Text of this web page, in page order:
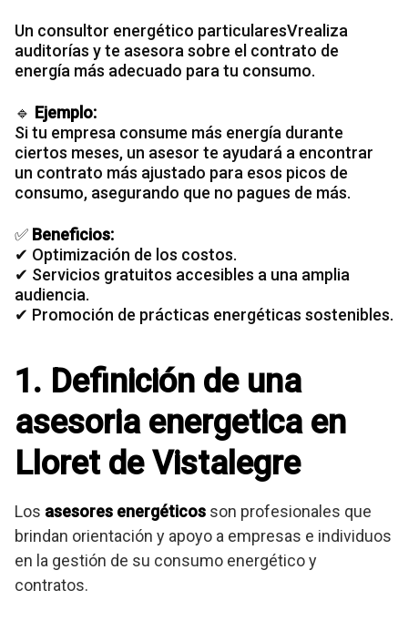
Un consultor energético particularesVrealiza
auditorías y te asesora sobre el contrato de
energía más adecuado para tu consumo.
🔹 Ejemplo:
Si tu empresa consume más energía durante
ciertos meses, un asesor te ayudará a encontrar
un contrato más ajustado para esos picos de
consumo, asegurando que no pagues de más.
✅ Beneficios:
✔ Optimización de los costos.
✔ Servicios gratuitos accesibles a una amplia
audiencia.
✔ Promoción de prácticas energéticas sostenibles.
1. Definición de una
asesoria energetica en
Lloret de Vistalegre
Los asesores energéticos son profesionales que
brindan orientación y apoyo a empresas e individuos
en la gestión de su consumo energético y
contratos.